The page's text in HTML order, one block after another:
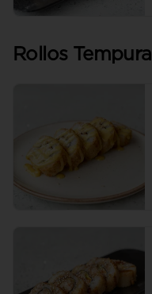
Rollos Tempura